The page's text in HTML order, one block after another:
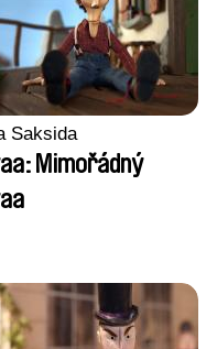
Saksida
Mimořádný